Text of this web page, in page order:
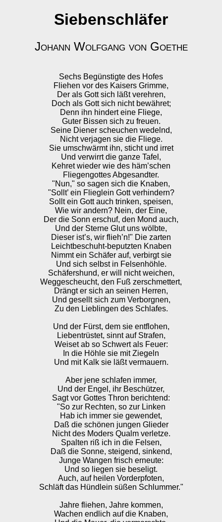
Siebenschläfer
Johann Wolfgang von Goethe
Sechs Begünstigte des Hofes
Fliehen vor des Kaisers Grimme,
Der als Gott sich läßt verehren,
Doch als Gott sich nicht bewähret;
Denn ihn hindert eine Fliege,
Guter Bissen sich zu freuen.
Seine Diener scheuchen wedelnd,
Nicht verjagen sie die Fliege.
Sie umschwärmt ihn, sticht und irret
Und verwirrt die ganze Tafel,
Kehret wieder wie des häm’schen
Fliegengottes Abgesandter.
"Nun," so sagen sich die Knaben,
"Sollt’ ein Flieglein Gott verhindern?
Sollt ein Gott auch trinken, speisen,
Wie wir andern? Nein, der Eine,
Der die Sonn erschuf, den Mond auch,
Und der Sterne Glut uns wölbte,
Dieser ist’s, wir flieh’n!" Die zarten
Leichtbeschuht-beputzten Knaben
Nimmt ein Schäfer auf, verbirgt sie
Und sich selbst in Felsenhöhle.
Schäfershund, er will nicht weichen,
Weggescheucht, den Fuß zerschmettert,
Drängt er sich an seinen Herren,
Und gesellt sich zum Verborgnen,
Zu den Lieblingen des Schlafes.
Und der Fürst, dem sie entflohen,
Liebentrüstet, sinnt auf Strafen,
Weiset ab so Schwert als Feuer:
In die Höhle sie mit Ziegeln
Und mit Kalk sie läßt vermauern.
Aber jene schlafen immer,
Und der Engel, ihr Beschützer,
Sagt vor Gottes Thron berichtend:
"So zur Rechten, so zur Linken
Hab ich immer sie gewendet,
Daß die schönen jungen Glieder
Nicht des Moders Qualm verletze.
Spalten riß ich in die Felsen,
Daß die Sonne, steigend, sinkend,
Junge Wangen frisch erneute:
Und so liegen sie beseligt.
Auch, auf heilen Vorderpfoten,
Schläft das Hündlein süßen Schlummer."
Jahre fliehen, Jahre kommen,
Wachen endlich auf die Knaben,